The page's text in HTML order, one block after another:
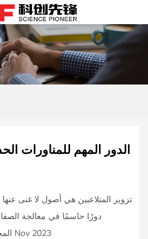
الدور المهم للمناورات
تزوير المتلاعبين هي أصول لا غنى
دورًا حاسمًا في معالجة
المختلفة. وفي صناعات مثل ...--17 Nov 2023